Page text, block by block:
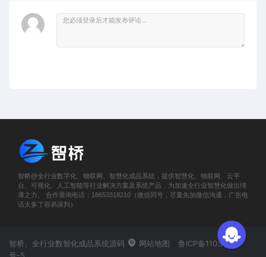
智桥@全行业数字化、物联网、智慧化成品系统，提供智慧化、物联网、云平
台、可视化、人工智能等行业解决方案及系统产品，为加速全行业智慧化做出绵
薄之力。 合作垂询电话：18653318210（微信同号，尽量先加微信沟通，广告电
话太多了容易误判）
智桥、全行业数智化成品系统源码 网站地图
鲁ICP备11031419